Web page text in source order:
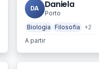
DA Daniela
Porto
Biologia Filosofia
+2
A partir